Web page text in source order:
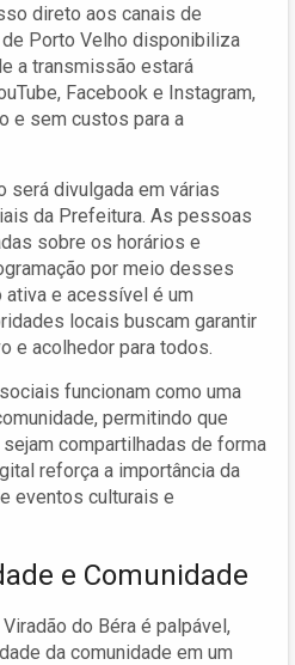
direto aos canais de
Porto Velho disponibiliza
a transmissão estará
Facebook e Instagram,
e sem custos para a
será divulgada em várias
da Prefeitura. As pessoas
sobre os horários e
por meio desses
ativa e acessível é um
locais buscam garantir
e acolhedor para todos.
funcionam como uma
permitindo que
compartilhadas de forma
reforça a importância da
eventos culturais e
e Comunidade
do Béra é palpável,
da comunidade em um